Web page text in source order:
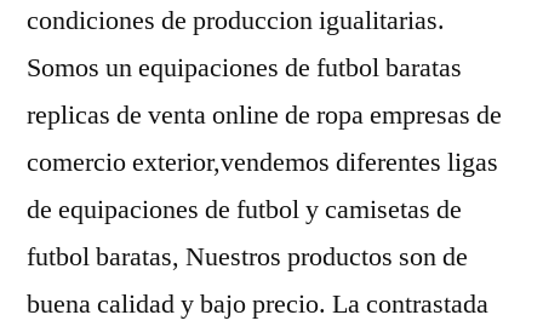
condiciones de produccion igualitarias.
Somos un equipaciones de futbol baratas
replicas de venta online de ropa empresas de
comercio exterior,vendemos diferentes ligas
de equipaciones de futbol y camisetas de
futbol baratas, Nuestros productos son de
buena calidad y bajo precio. La contrastada